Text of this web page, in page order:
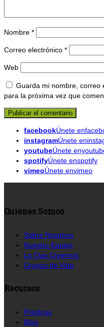
Nombre *
Correo electrónico *
Web
Guarda mi nombre, correo
para la próxima vez que
facebookÚnete
instagramÚnete
youtubeÚnete
spotifyÚnete enspotify
vimeoÚnete envimeo
Quienes Somos
Sobre Nosotros
Nuestro Equipo
Lo Que Creemos
Grupos de Vida
Recursos
Prédicas
Blog